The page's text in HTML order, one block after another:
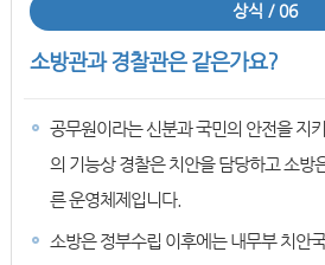
상식 / 06
소방관과 경찰관은 같은가요?
공무원이라는 신분과 국민의 안전을 지
의 기능상 경찰은 치안을 담당하고 소방
른 운영체제입니다.
소방은 정부수립 이후에는 내무부 치안